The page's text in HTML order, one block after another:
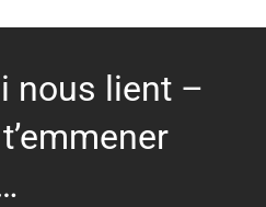
nous lient –